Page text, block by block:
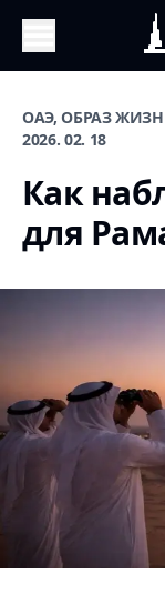
ОАЭ, ОБРАЗ
2026. 02. 18
Как
для